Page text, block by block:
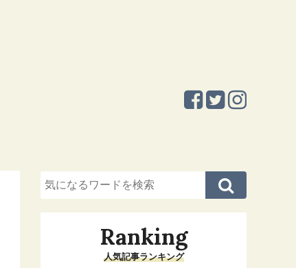
Ranking
人気記事ランキング